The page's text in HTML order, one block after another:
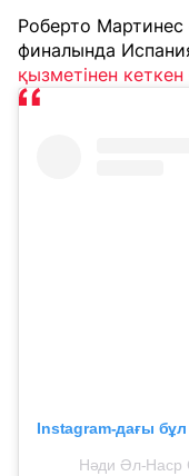
Роберто
финалында
қызметінен
Instagram-дағы
Нәди Әл-Наср